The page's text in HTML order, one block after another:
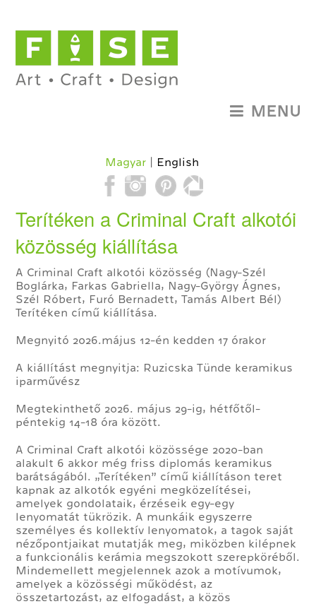
Magyar English
MENU
Terítéken a Criminal Craft alkotói
közösség kiállítása
A Criminal Craft alkotói közösség (Nagy-Szél
Boglárka, Farkas Gabriella, Nagy-György Ágnes,
Szél Róbert, Furó Bernadett, Tamás Albert Bél)
Terítéken című kiállítása.
Megnyitó 2026.május 12-én kedden 17 órakor
A kiállítást megnyitja: Ruzicska Tünde keramikus
iparművész
Megtekinthető 2026. május 29-ig, hétfőtől-
péntekig 14-18 óra között.
A Criminal Craft alkotói közössége 2020-ban
alakult 6 akkor még friss diplomás keramikus
barátságából. „Terítéken” című kiállításon teret
kapnak az alkotók egyéni megközelítései,
amelyek gondolataik, érzéseik egy-egy
lenyomatát tükrözik. A munkáik egyszerre
személyes és kollektív lenyomatok, a tagok saját
nézőpontjaikat mutatják meg, miközben kilépnek
a funkcionális kerámia megszokott szerepköréből.
Mindemellett megjelennek azok a motívumok,
amelyek a közösségi működést, az
összetartozást, az elfogadást, a közös